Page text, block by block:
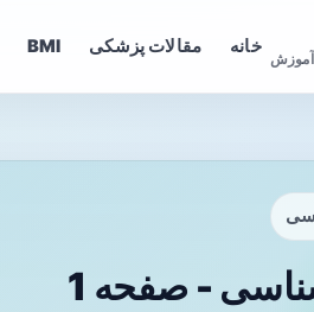
خانه مقالات پزشکی BMI
- صفحه 1